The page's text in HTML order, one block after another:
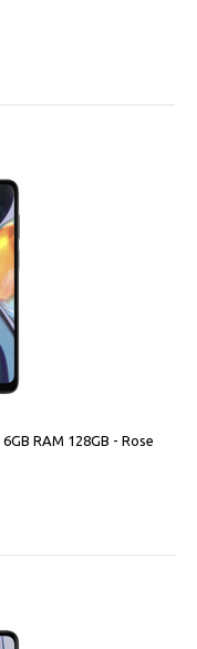
RAM 128GB - Rose